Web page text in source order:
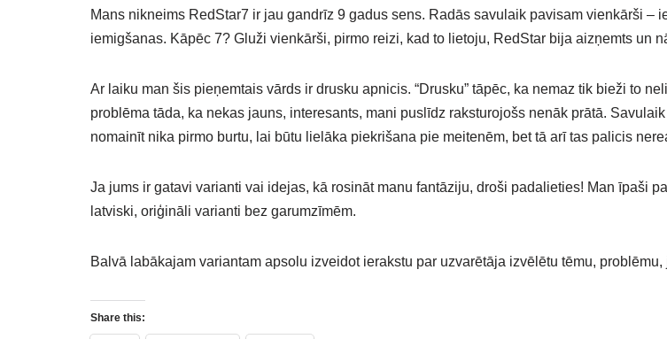
Mans nikneims RedStar7 ir jau gandrīz 9 gadus sens. Radās savulaik pavisam vienkārši –
iemigšanas. Kāpēc 7? Gluži vienkārši, pirmo reizi, kad to lietoju, RedStar bija aizņemts un
Ar laiku man šis pieņemtais vārds ir drusku apnicis. “Drusku” tāpēc, ka nemaz tik bieži to
problēma tāda, ka nekas jauns, interesants, mani puslīdz raksturojošs nenāk prātā. Savulaik
nomainīt nika pirmo burtu, lai būtu lielāka piekrišana pie meitenēm, bet tā arī tas palicis
Ja jums ir gatavi varianti vai idejas, kā rosināt manu fantāziju, droši padalieties! Man īpaši
latviski, oriģināli varianti bez garumzīmēm.
Balvā labākajam variantam apsolu izveidot ierakstu par uzvarētāja izvēlētu tēmu, problēmu,
Share this: